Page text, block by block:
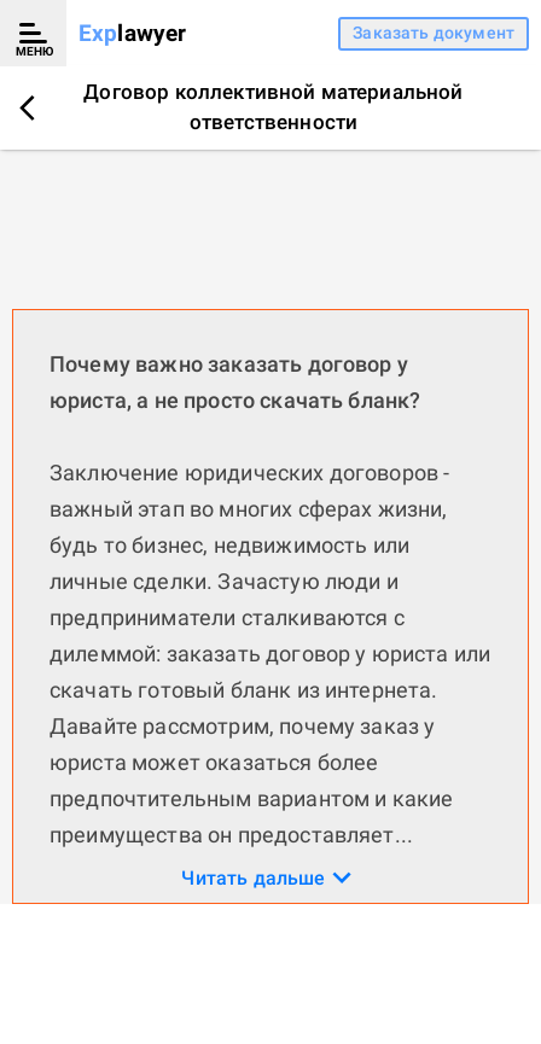
МЕНЮ
Explawyer Заказать документ
Договор коллективной материальной
ответственности
Почему важно заказать договор у
юриста, а не просто скачать бланк?
Заключение юридических договоров -
важный этап во многих сферах жизни,
будь то бизнес, недвижимость или
личные сделки. Зачастую люди и
предприниматели сталкиваются с
дилеммой: заказать договор у юриста или
скачать готовый бланк из интернета.
Давайте рассмотрим, почему заказ у
юриста может оказаться более
предпочтительным вариантом и какие
преимущества он предоставляет...
Читать дальше